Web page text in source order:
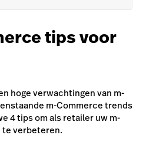
tips voor
hoge verwachtingen van m-
m-Commerce trends
4 tips om als retailer uw m-
verbeteren.